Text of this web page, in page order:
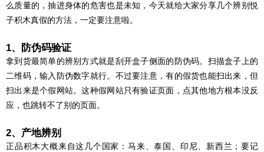
么质量的，抽进身体的危害也是未知，今天就给大家分享几个辨别悦
子积木真假的方法，一定要注意啦。
1、防伪码验证
拿到货最简单的辨别方式就是刮开盒子侧面的防伪码。扫描盒子上的
二维码，输入防伪数字就行。不过要注意，有的假货也能扫出来，但
扫出来是个假网站。这种假网站只有验证页面，点其他地方根本没反
应，也跳转不了别的页面。
2、产地辨别
正品积木大概来自这几个国家：马来、泰国、印尼、新西兰；要记